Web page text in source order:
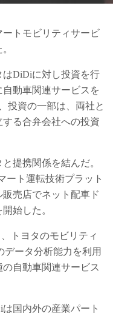
トモビリティサービ
DiDiに対し投資を行
動車関連サービスを
投資の一部は、両社と
る合弁会社への投資
提携関係を結んだ。
ート運転技術プラット
売店でネット配車ド
始した。
トヨタのモビリティ
データ分析能力を利用
自動車関連サービス
国内外の産業パート